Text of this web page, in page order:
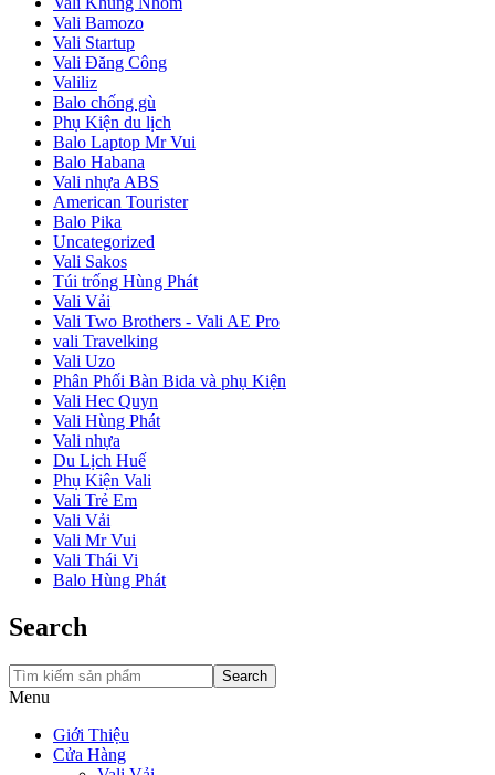
Vali Bamozo
Vali Startup
Vali Đăng Công
Valiliz
Balo chống gù
Phụ Kiện du lịch
Balo Laptop Mr Vui
Balo Habana
Vali nhựa ABS
American Tourister
Balo Pika
Uncategorized
Vali Sakos
Túi trống Hùng Phát
Vali Vải
Vali Two Brothers - Vali AE Pro
vali Travelking
Vali Uzo
Phân Phối Bàn Bida và phụ Kiện
Vali Hec Quyn
Vali Hùng Phát
Vali nhựa
Du Lịch Huế
Phụ Kiện Vali
Vali Trẻ Em
Vali Vải
Vali Mr Vui
Vali Thái Vi
Balo Hùng Phát
Search
Search
Menu
Giới Thiệu
Cửa Hàng